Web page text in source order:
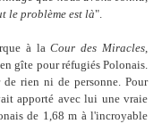
le problème est là".
à laCour des Miracles,
gîte pour réfugiés Polonais.
rien ni de personne. Pour
apporté avec lui une vraie
de 1,68 m à l'incroyable